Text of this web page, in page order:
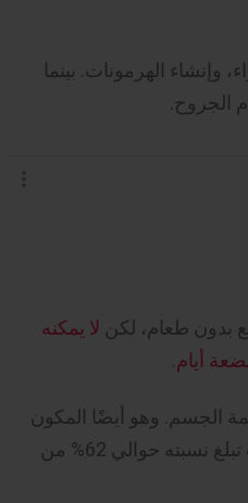
وإنشاء الهرمونات. بينما
الجروح.
بدون طعام، لكن لا يمكنه
أيام.
الجسم. وهو أيضًا المكون
الرئيسي لجسم الإنسان، حيث تبلغ نسبته حوالي 62% من